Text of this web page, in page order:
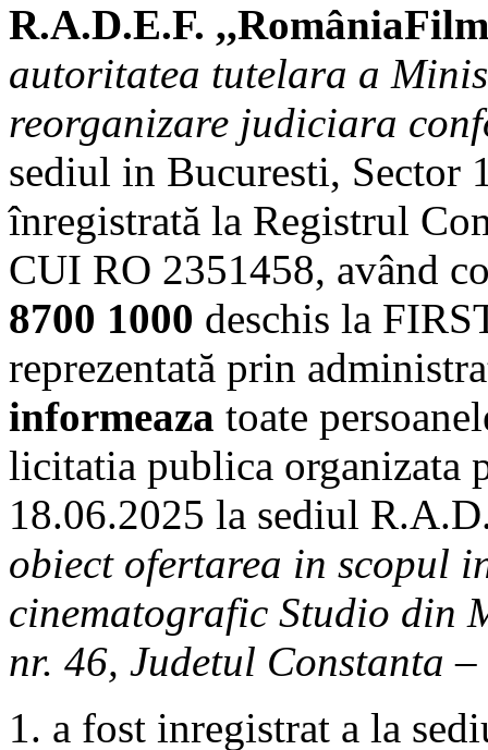
R.A.D.E.F.
autoritatea tutelara a
reorganizare judiciara
sediul in Bucuresti, Sector
înregistrată la Registrul
CUI RO 2351458, având
8700 1000 deschis la
reprezentată prin
informeaza toate
licitatia publica organizata
18.06.2025 la sediul
obiect ofertarea in scopul
cinematografic Studio din
nr. 46, Judetul Constanta
a fost inregistrat a la